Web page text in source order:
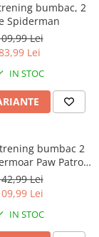
bumbac, 2
Spiderman
Lei
Lei
IN STOC
bumbac 2
Paw Patrol
GirlsLei
Lei
IN STOC